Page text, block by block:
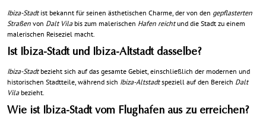
Ibiza-Stadt ist bekannt für seinen ästhetischen Charme, der von den gepflasterten
Straßen von Dalt Vila bis zum malerischen Hafen reichtund die Stadt zu einem
malerischen Reiseziel macht.
Ist Ibiza-Stadt und Ibiza-Altstadt dasselbe?
Ibiza-Stadt bezieht sich auf das gesamte Gebiet, einschließlich der modernen und
historischen Stadtteile, während sich Ibiza-Altstadtspeziell auf den Bereich Dalt
Vila bezieht.
Wie ist Ibiza-Stadt vom Flughafen aus zu erreichen?